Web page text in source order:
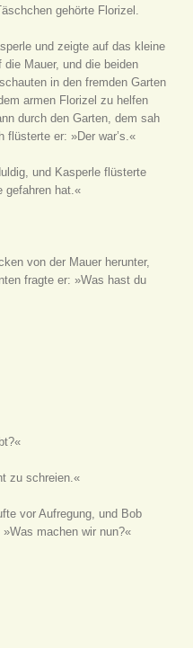
gehörte Florizel.
und zeigte auf das kleine
Mauer, und die beiden
in den fremden Garten
armen Florizel zu helfen
durch den Garten, dem sah
flüsterte er: »Der war’s.«
und Kasperle flüsterte
gefahren hat.«
von der Mauer herunter,
fragte er: »Was hast du
zu schreien.«
vor Aufregung, und Bob
machen wir nun?«